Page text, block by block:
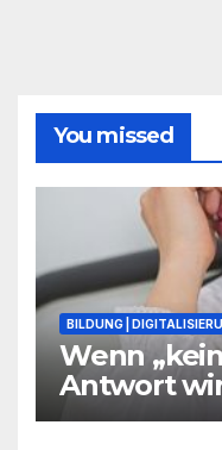
You missed
BILDUNG |
Wenn
Antwort